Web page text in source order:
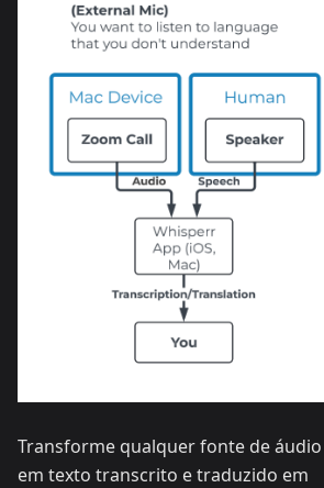
Transforme qualquer fonte de áudio
em texto transcrito e traduzido em